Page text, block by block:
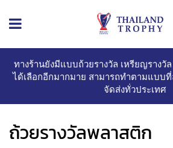
ทางร้านยังมีแบบถ้วยรางวัล เหรียญรางวั
ได้เลือกอีกมากมาย สามารถทำตามแบบ
จัดส่งทั่วประเทศ
ถ้วยรางวัลพลาสติก